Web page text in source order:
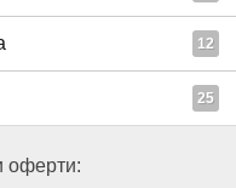
12
25
оферти: